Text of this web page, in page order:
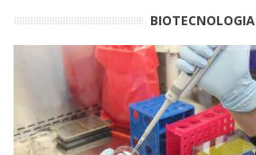
BIOTECNOLOGIA